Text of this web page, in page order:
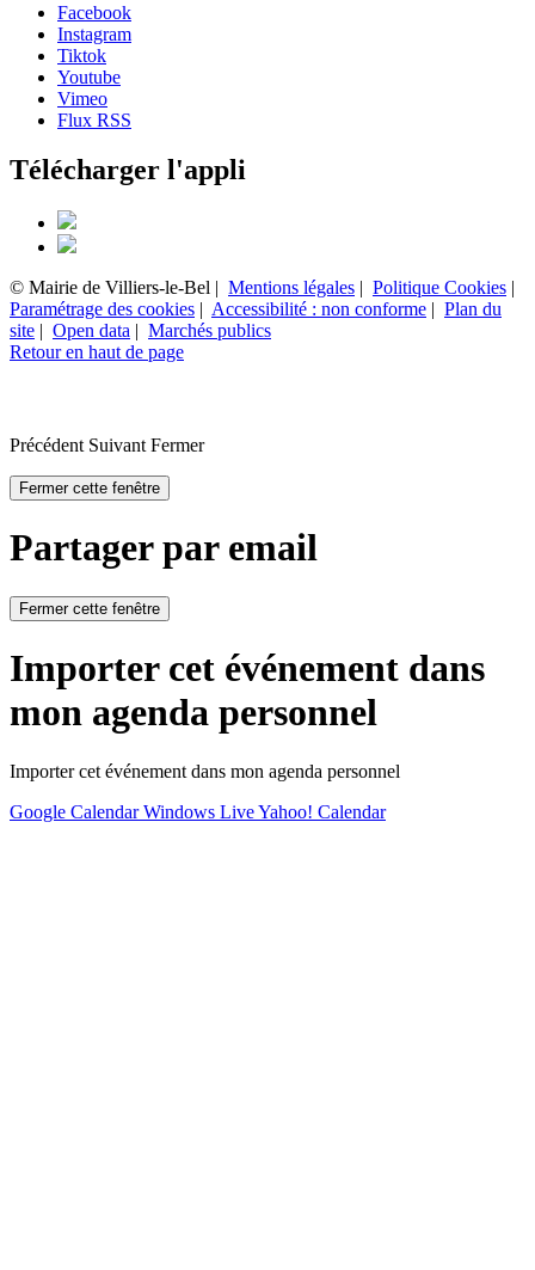
Facebook
Instagram
Tiktok
Youtube
Vimeo
Flux RSS
Télécharger l'appli
© Mairie de Villiers-le-Bel | Mentions légales | Politique Cookies |
Paramétrage des cookies | Accessibilité : non conforme | Plan du
site | Open data | Marchés publics
Retour en haut de page
Précédent Suivant Fermer
Fermer cette fenêtre
Partager par email
Fermer cette fenêtre
Importer cet événement dans
mon agenda personnel
Importer cet événement dans mon agenda personnel
Google CalendarWindows LiveYahoo! Calendar